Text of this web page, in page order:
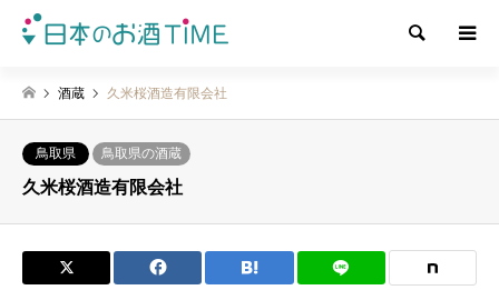
検索
酒蔵 久米桜酒造有限会社
鳥取県 鳥取県の酒蔵
久米桜酒造有限会社